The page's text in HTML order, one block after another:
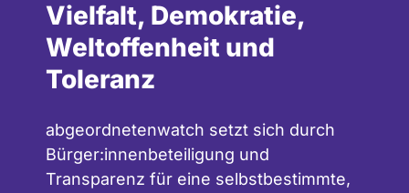
Vielfalt, Demokratie,
Weltoffenheit und
Toleranz
abgeordnetenwatch setzt sich durch
Bürger:innenbeteiligung und
Transparenz für eine selbstbestimmte,